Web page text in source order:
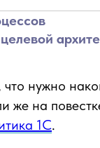
нужно
же на
1С.